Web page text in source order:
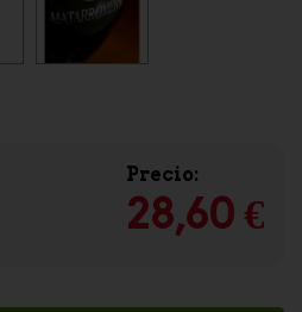
Precio:
28,60 €